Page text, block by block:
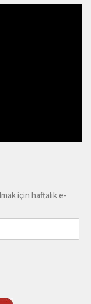
için haftalık e-